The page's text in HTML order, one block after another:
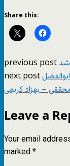
Share this:
previous postشد
next post
– بهزاد کریمی
Leave a
Your email
marked*